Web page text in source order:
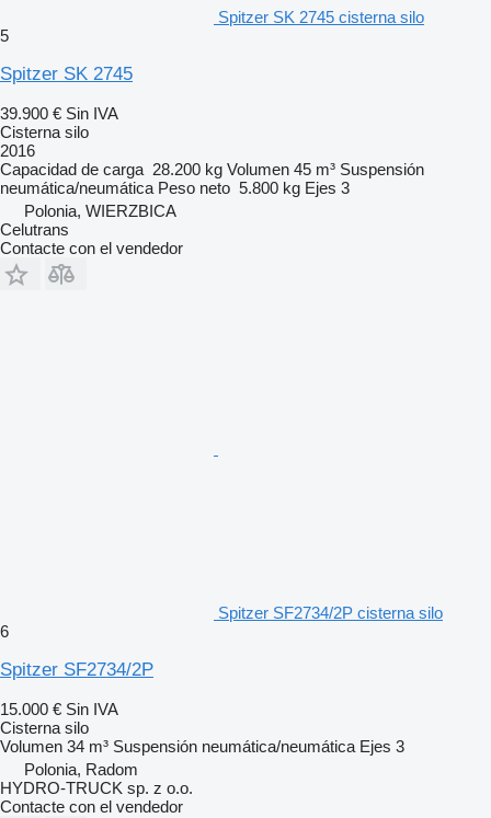
Spitzer SK 2745 cisterna silo
5
Spitzer SK 2745
39.900 € Sin IVA
Cisterna silo
2016
Capacidad de carga 28.200 kg Volumen 45 m³ Suspensión
neumática/neumática Peso neto 5.800 kg Ejes 3
Polonia, WIERZBICA
Celutrans
Contacte con el vendedor
Spitzer SF2734/2P cisterna silo
6
Spitzer SF2734/2P
15.000 € Sin IVA
Cisterna silo
Volumen 34 m³ Suspensión neumática/neumática Ejes 3
Polonia, Radom
HYDRO-TRUCK sp. z o.o.
Contacte con el vendedor